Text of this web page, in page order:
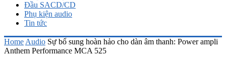
Đầu SACD/CD
Phụ kiện audio
Tin tức
Home Audio Sự bổ sung hoàn hảo cho dàn âm thanh: Power ampli
Anthem Performance MCA 525